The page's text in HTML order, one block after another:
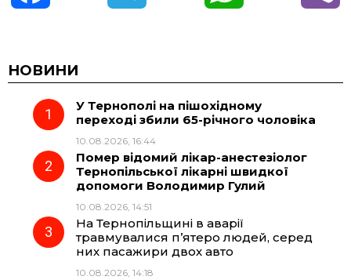
c
e
o
o
e
g
r
a
m
t
A
НОВИНИ
У Тернополі на пішохідному
переході збили 65-річного чоловіка
10.08.2026, 16:44
Помер відомий лікар-анестезіолог
Тернопільської лікарні швидкої
допомоги Володимир Гулий
10.08.2026, 14:51
На Тернопільщині в аварії
травмувалися п’ятеро людей, серед
них пасажири двох авто
10.08.2026, 14:18